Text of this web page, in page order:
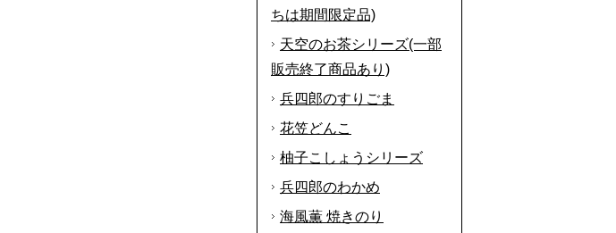
ちは期間限定品)
天空のお茶シリーズ(一部
販売終了商品あり)
兵四郎のすりごま
花笠どんこ
柚子こしょうシリーズ
兵四郎のわかめ
海風薫 焼きのり